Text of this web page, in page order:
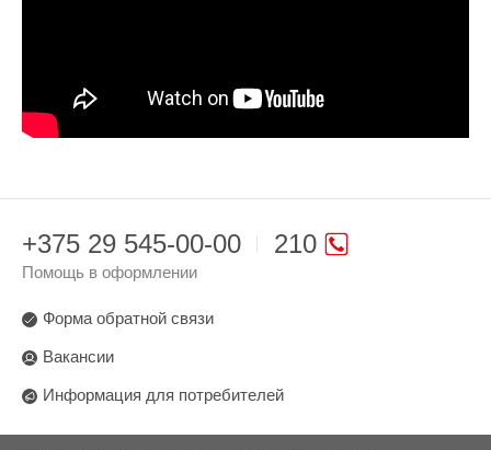
210
+375 29 545-00-00
Помощь в оформлении
Форма обратной связи
Вакансии
Информация для потребителей